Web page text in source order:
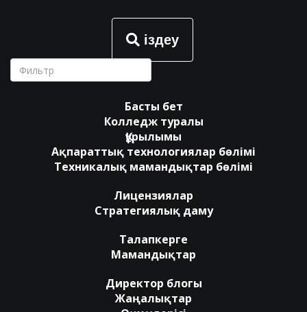
іздеу
Басты бет
Колледж туралы
Құрылымы
Ақпараттық технологиялар бөлімі
Техникалық мамандықтар бөлімі
Лицензиялар
Стратегиялық даму
Талапкерге
Мамандықтар
Директор блогы
Жаңалықтар